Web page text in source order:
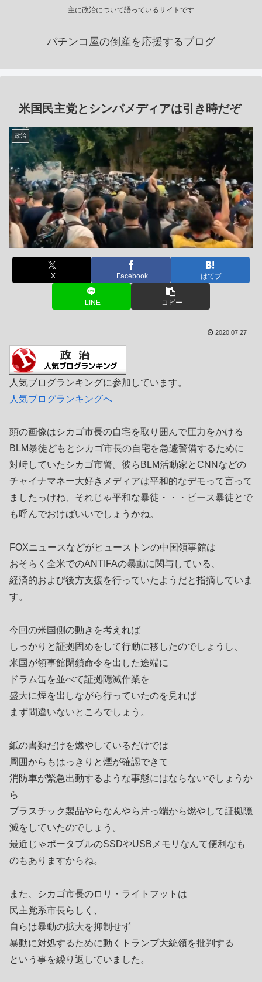
主に政治について語っているサイトです
パチンコ屋の倒産を応援するブログ
米国民主党とシンパメディアは引き時だぞ
政治
X Facebook はてブ
LINE コピー
2020.07.27
人気ブログランキングに参加しています。
人気ブログランキングへ
頭の画像はシカゴ市長の自宅を取り囲んで圧力をかける
BLM暴徒どもとシカゴ市長の自宅を急遽警備するために
対峙していたシカゴ市警。彼らBLM活動家とCNNなどの
チャイナマネー大好きメディアは平和的なデモって言って
ましたっけね、それじゃ平和な暴徒・・・ピース暴徒とで
も呼んでおけばいいでしょうかね。
FOXニュースなどがヒューストンの中国領事館は
おそらく全米でのANTIFAの暴動に関与している、
経済的および後方支援を行っていたようだと指摘していま
す。
今回の米国側の動きを考えれば
しっかりと証拠固めをして行動に移したのでしょうし、
米国が領事館閉鎖命令を出した途端に
ドラム缶を並べて証拠隠滅作業を
盛大に煙を出しながら行っていたのを見れば
まず間違いないところでしょう。
紙の書類だけを燃やしているだけでは
周囲からもはっきりと煙が確認できて
消防車が緊急出動するような事態にはならないでしょうか
ら
プラスチック製品やらなんやら片っ端から燃やして証拠隠
滅をしていたのでしょう。
最近じゃポータブルのSSDやUSBメモリなんて便利なも
のもありますからね。
また、シカゴ市長のロリ・ライトフットは
民主党系市長らしく、
自らは暴動の拡大を抑制せず
暴動に対処するために動くトランプ大統領を批判する
という事を繰り返していました。